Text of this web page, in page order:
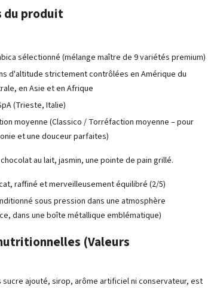
du produit
sélectionné (mélange maître de 9 variétés premium)
d'altitude strictement contrôlées en Amérique du
en Asie et en Afrique
(Trieste, Italie)
moyenne (Classico / Torréfaction moyenne – pour
et une douceur parfaites)
au lait, jasmin, une pointe de pain grillé.
raffiné et merveilleusement équilibré (2/5)
sous pression dans une atmosphère
dans une boîte métallique emblématique)
(Valeurs
sucre ajouté, sirop, arôme artificiel ni conservateur, est